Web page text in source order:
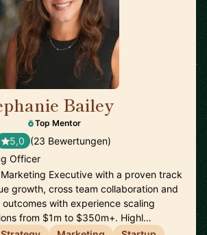
Bailey
Top Mentor
5,0 (23 Bewertungen)
Officer
Executive with a proven track
growth, cross team collaboration and
with experience scaling
from $1m to $350m+. Highl…